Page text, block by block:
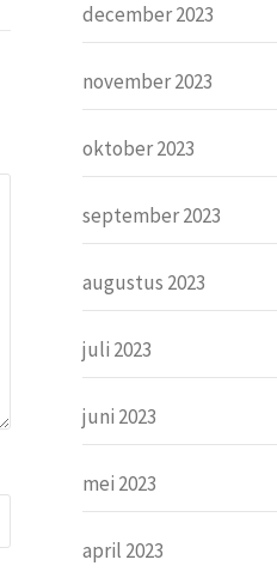
december 2023
november 2023
oktober 2023
september 2023
augustus 2023
juli 2023
juni 2023
mei 2023
april 2023